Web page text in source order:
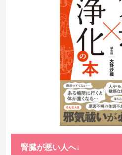
腎臓が悪い人へ↓